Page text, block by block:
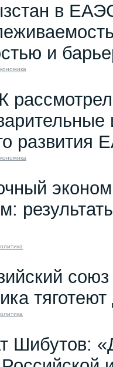
в
и
развития
тяготеют
Шибутов: